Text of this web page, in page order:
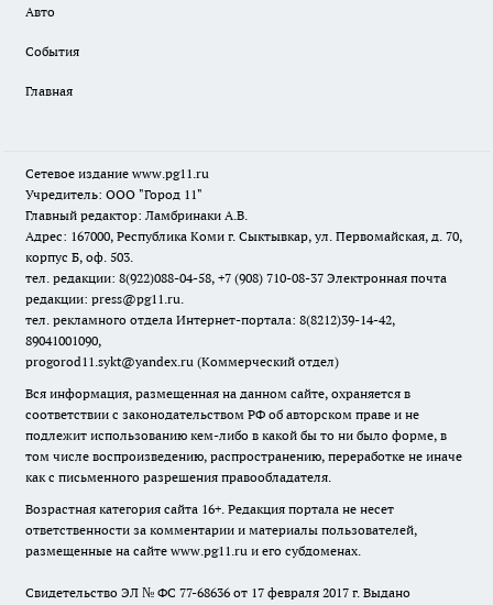
Авто
События
Главная
Сетевое издание www.pg11.ru
Учредитель: ООО "Город 11"
Главный редактор: Ламбринаки А.В.
Адрес: 167000, Республика Коми г. Сыктывкар, ул. Первомайская, д. 70,
корпус Б, оф. 503.
тел. редакции: 8(922)088-04-58, +7 (908) 710-08-37 Электронная почта
редакции: press@pg11.ru.
тел. рекламного отдела Интернет-портала: 8(8212)39-14-42,
89041001090,
progorod11.sykt@yandex.ru (Коммерческий отдел)
Вся информация, размещенная на данном сайте, охраняется в
соответствии с законодательством РФ об авторском праве и не
подлежит использованию кем-либо в какой бы то ни было форме, в
том числе воспроизведению, распространению, переработке не иначе
как с письменного разрешения правообладателя.
Возрастная категория сайта 16+. Редакция портала не несет
ответственности за комментарии и материалы пользователей,
размещенные на сайте www.pg11.ru и его субдоменах.
Свидетельство ЭЛ № ФС 77-68636 от 17 февраля 2017 г. Выдано